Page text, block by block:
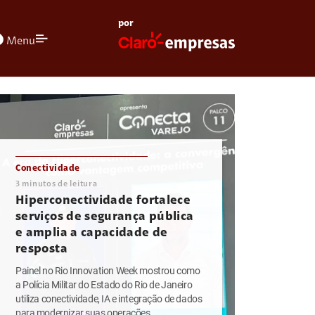
Menu
por
Conectividade
3 minutos de leitura
Hiperconectividade fortalece
serviços de segurança pública
e amplia a capacidade de
resposta
Painel no Rio Innovation Week mostrou como
a Polícia Militar do Estado do Rio de Janeiro
utiliza conectividade, IA e integração de dados